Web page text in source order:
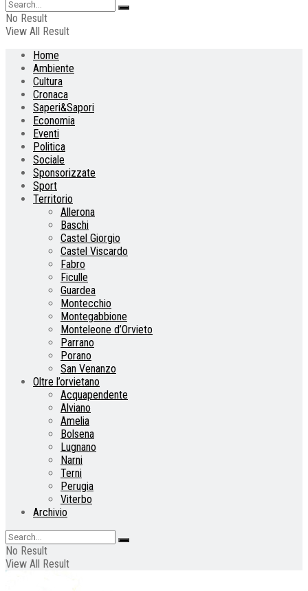
No Result
View All Result
Home
Ambiente
Cultura
Cronaca
Saperi&Sapori
Economia
Eventi
Politica
Sociale
Sponsorizzate
Sport
Territorio
Allerona
Baschi
Castel Giorgio
Castel Viscardo
Fabro
Ficulle
Guardea
Montecchio
Montegabbione
Monteleone d’Orvieto
Parrano
Porano
San Venanzo
Oltre l’orvietano
Acquapendente
Alviano
Amelia
Bolsena
Lugnano
Narni
Terni
Perugia
Viterbo
Archivio
No Result
View All Result